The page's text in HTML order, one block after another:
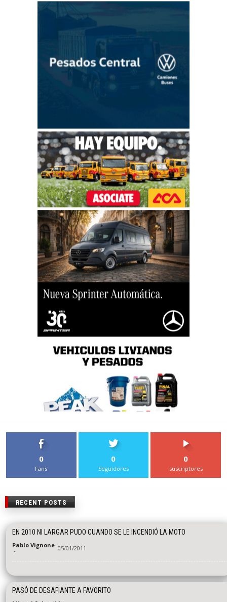
0
Fans
0
Seguidores
0
suscriptores
RECENT POSTS
EN 2010 NI LARGAR PUDO CUANDO SE LE INCENDIÓ LA MOTO
Pablo Vignone
- 05/01/2011
PASÓ DE DESAFIANTE A FAVORITO